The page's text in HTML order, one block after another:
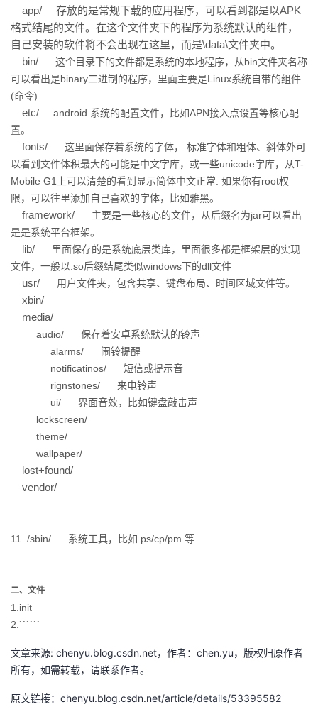
证
实
验
的
收
藏
议
app/
存放的是常规下载的应用程序，可以看到都是以APK
格式结尾的文件。在这个文件夹下的程序为系统默认的组件，
自己安装的软件将不会出现在这里，而是\data\文件夹中。
bin/
这个目录下的文件都是系统的本地程序，从bin文件夹名称
可以看出是binary二进制的程序，里面主要是Linux系统自带的组件
(命令)
etc/ android 系统的配置文件，比如APN接入点设置等核心配
置。
fonts/ 这里面保存着系统的字体，
标准字体和粗体、斜体外可
以看到文件体积最大的可能是中文字库，或一些unicode字库，从T-
Mobile G1上可以清楚的看到显示简体中文正常. 如果你有root权
限，可以往里添加自己喜欢的字体，比如雅黑。
framework/
主要是一些核心的文件，从后缀名为jar可以看出
是是系统平台框架。
lib/
里面保存的是系统底层类库，里面很多都是框架层的实现
文件，一般以.so后缀结尾类似windows下的dll文件
usr/ 用户文件夹，包含共享、键盘布局、时间区域文件等。
xbin/
media/
audio/
保存着安卓系统默认的铃声
alarms/
闹铃提醒
notificatinos/
短信或提示音
rignstones/
来电铃声
ui/
界面音效，比如键盘敲击声
lockscreen/
theme/
wallpaper/
lost+found/
vendor/
11. /sbin/ 系统工具，比如 ps/cp/pm 等
二、文件
1.init
2.``````
文章来源: chenyu.blog.csdn.net，作者：chen.yu，版权归原作者
所有，如需转载，请联系作者。
原文链接：chenyu.blog.csdn.net/article/details/53395582